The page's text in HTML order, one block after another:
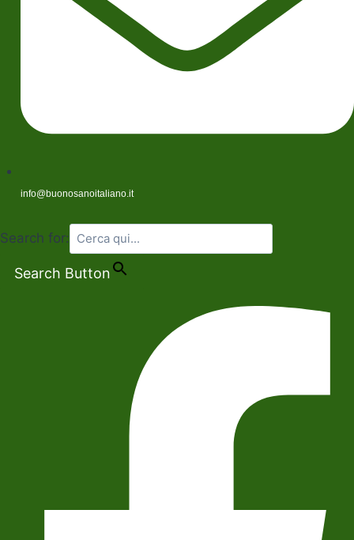
info@buonosanoitaliano.it
Search for:
Search Button